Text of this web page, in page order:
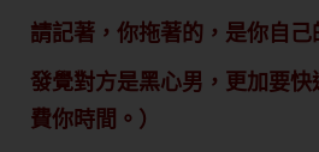
請記著，你拖著的，是你自己
發覺對方是黑心男，更加要
費你時間。）